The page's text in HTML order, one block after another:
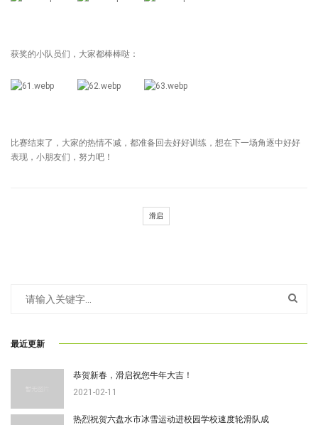
获奖的小队员们，大家都棒棒哒：
比赛结束了，大家的热情不减，都准备回去好好训练，想在下一场角逐中好好
表现，小朋友们，努力吧！
滑启
最近更新
恭贺新春，滑启祝您牛年大吉！
2021-02-11
热烈祝贺六盘水市冰雪运动进校园学校速度轮滑队成